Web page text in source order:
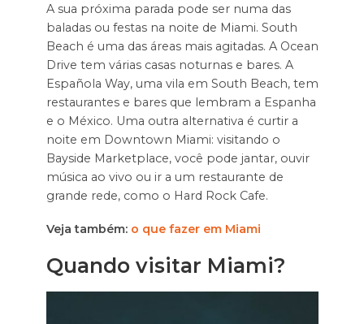
A sua próxima parada pode ser numa das
baladas ou festas na noite de Miami. South
Beach é uma das áreas mais agitadas. A Ocean
Drive tem várias casas noturnas e bares. A
Española Way, uma vila em South Beach, tem
restaurantes e bares que lembram a Espanha
e o México. Uma outra alternativa é curtir a
noite em Downtown Miami: visitando o
Bayside Marketplace, você pode jantar, ouvir
música ao vivo ou ir a um restaurante de
grande rede, como o Hard Rock Cafe.
Veja também: o que fazer em Miami
Quando visitar Miami?